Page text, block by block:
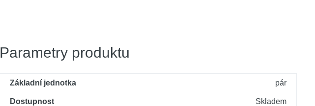
Parametry produktu
Základní jednotka pár
Dostupnost Skladem